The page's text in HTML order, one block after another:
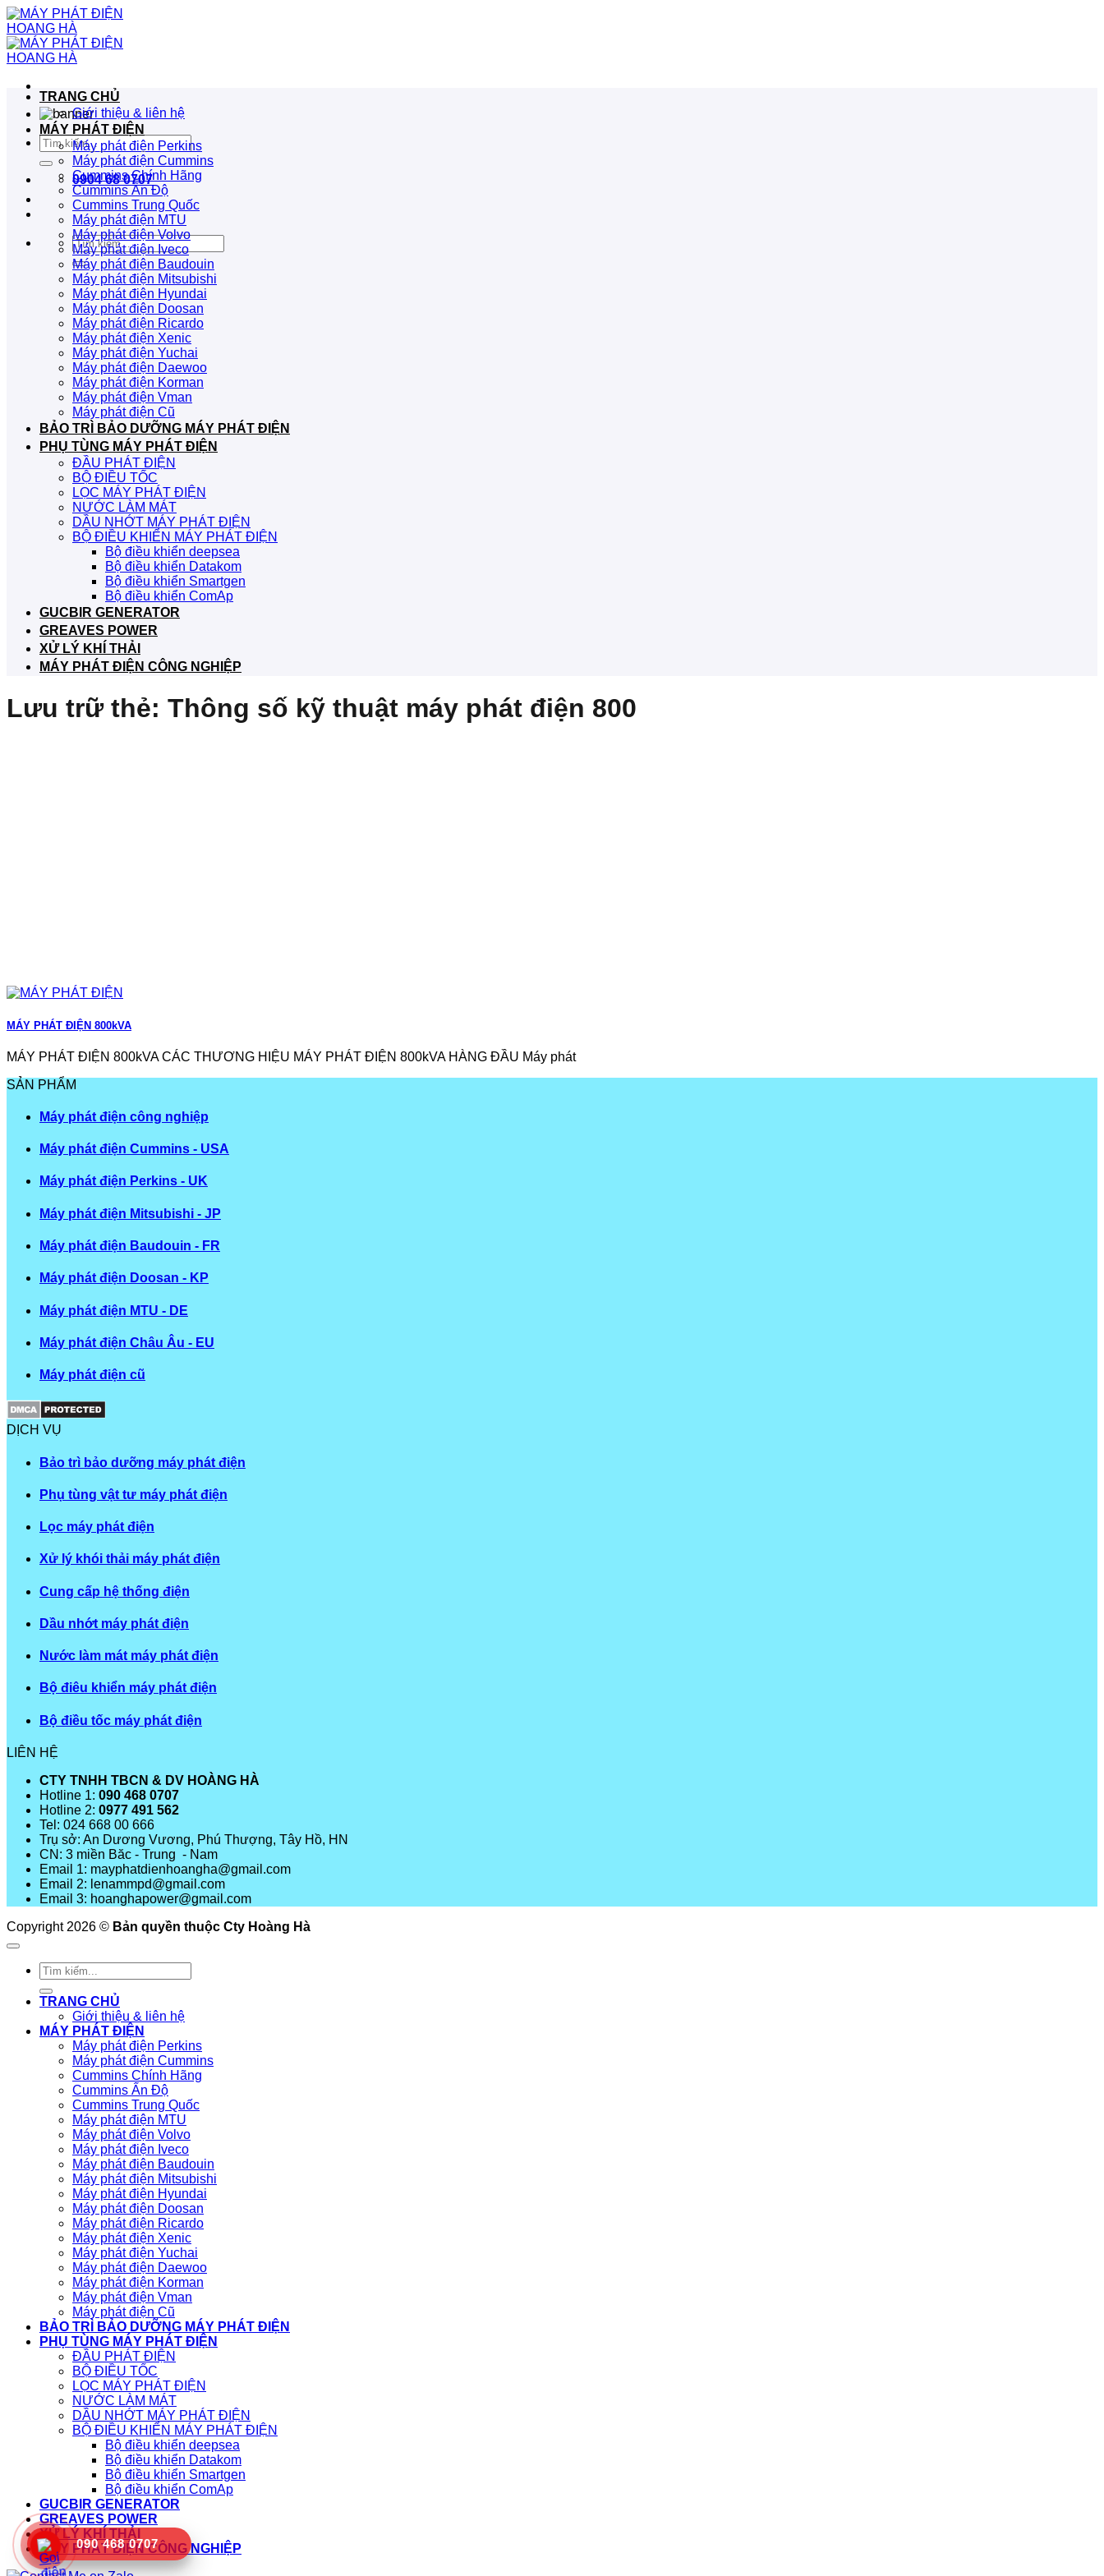
Bỏ
qua
nội
dung
Tìm
kiếm:
0904 68 0707
Tìm
kiếm:
TRANG CHỦ
Giới thiệu & liên hệ
MÁY PHÁT ĐIỆN
Máy phát điện Perkins
Máy phát điện Cummins
Cummins Chính Hãng
Cummins Ấn Độ
Cummins Trung Quốc
Máy phát điện MTU
Máy phát điện Volvo
Máy phát điện Iveco
Máy phát điện Baudouin
Máy phát điện Mitsubishi
Máy phát điện Hyundai
Máy phát điện Doosan
Máy phát điện Ricardo
Máy phát điện Xenic
Máy phát điện Yuchai
Máy phát điện Daewoo
Máy phát điện Korman
Máy phát điện Vman
Máy phát điện Cũ
BẢO TRÌ BẢO DƯỠNG MÁY PHÁT ĐIỆN
PHỤ TÙNG MÁY PHÁT ĐIỆN
ĐẦU PHÁT ĐIỆN
BỘ ĐIỀU TỐC
LỌC MÁY PHÁT ĐIỆN
NƯỚC LÀM MÁT
DẦU NHỚT MÁY PHÁT ĐIỆN
BỘ ĐIỀU KHIỂN MÁY PHÁT ĐIỆN
Bộ điều khiển deepsea
Bộ điều khiển Datakom
Bộ điều khiển Smartgen
Bộ điều khiển ComAp
GUCBIR GENERATOR
GREAVES POWER
XỬ LÝ KHÍ THẢI
MÁY PHÁT ĐIỆN CÔNG NGHIỆP
Lưu trữ thẻ: Thông số kỹ thuật máy phát điện 800
MÁY PHÁT ĐIỆN 800kVA
MÁY PHÁT ĐIỆN 800kVA CÁC THƯƠNG HIỆU MÁY PHÁT ĐIỆN 800kVA HÀNG ĐẦU Máy phát
SẢN PHẨM
Máy phát điện công nghiệp
Máy phát điện Cummins - USA
Máy phát điện Perkins - UK
Máy phát điện Mitsubishi - JP
Máy phát điện Baudouin - FR
Máy phát điện Doosan - KP
Máy phát điện MTU - DE
Máy phát điện Châu Âu - EU
Máy phát điện cũ
DỊCH VỤ
Bảo trì bảo dưỡng máy phát điện
Phụ tùng vật tư máy phát điện
Lọc máy phát điện
Xử lý khói thải máy phát điện
Cung cấp hệ thống điện
Dầu nhớt máy phát điện
Nước làm mát máy phát điện
Bộ điêu khiển máy phát điện
Bộ điều tốc máy phát điện
LIÊN HỆ
CTY TNHH TBCN & DV HOÀNG HÀ
Hotline 1: 090 468 0707
Hotline 2: 0977 491 562
Tel: 024 668 00 666
Trụ sở: An Dương Vương, Phú Thượng, Tây Hồ, HN
CN: 3 miền Băc - Trung - Nam
Email 1: mayphatdienhoangha@gmail.com
Email 2: lenammpd@gmail.com
Email 3: hoanghapower@gmail.com
090 468 0707
Copyright 2026 © Bản quyền thuộc Cty Hoàng Hà
Tìm
kiếm:
TRANG CHỦ
Giới thiệu & liên hệ
MÁY PHÁT ĐIỆN
Máy phát điện Perkins
Máy phát điện Cummins
Cummins Chính Hãng
Cummins Ấn Độ
Cummins Trung Quốc
Máy phát điện MTU
Máy phát điện Volvo
Máy phát điện Iveco
Máy phát điện Baudouin
Máy phát điện Mitsubishi
Máy phát điện Hyundai
Máy phát điện Doosan
Máy phát điện Ricardo
Máy phát điện Xenic
Máy phát điện Yuchai
Máy phát điện Daewoo
Máy phát điện Korman
Máy phát điện Vman
Máy phát điện Cũ
BẢO TRÌ BẢO DƯỠNG MÁY PHÁT ĐIỆN
PHỤ TÙNG MÁY PHÁT ĐIỆN
ĐẦU PHÁT ĐIỆN
BỘ ĐIỀU TỐC
LỌC MÁY PHÁT ĐIỆN
NƯỚC LÀM MÁT
DẦU NHỚT MÁY PHÁT ĐIỆN
BỘ ĐIỀU KHIỂN MÁY PHÁT ĐIỆN
Bộ điều khiển deepsea
Bộ điều khiển Datakom
Bộ điều khiển Smartgen
Bộ điều khiển ComAp
GUCBIR GENERATOR
GREAVES POWER
XỬ LÝ KHÍ THẢI
MÁY PHÁT ĐIỆN CÔNG NGHIỆP